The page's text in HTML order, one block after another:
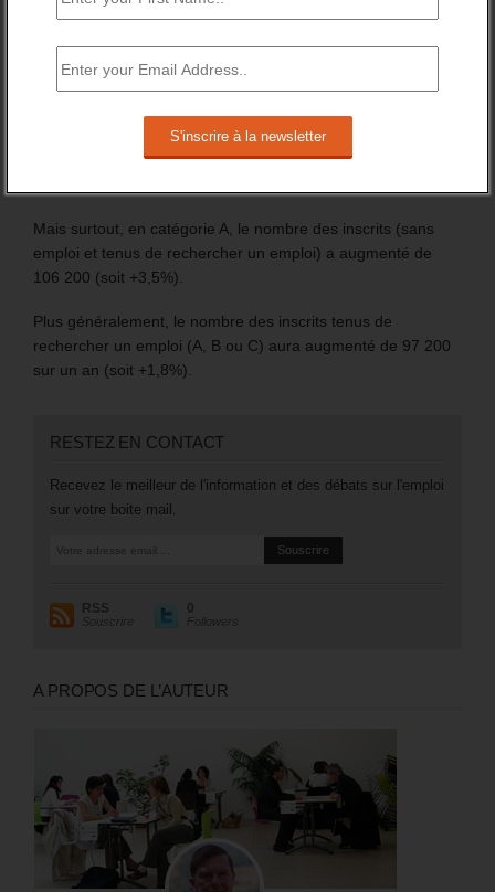
bénéficiaires d’une prestation (Pacea et CEJ) et des
nouveaux allocataires du RSA.
En France entière, le nombre de demandeurs d’emploi,
inscrits à France travail, s’élève à 6 255 100 au 4ème
Mais surtout, en catégorie A, le nombre des inscrits (sans
emploi et tenus de rechercher un emploi) a augmenté de
106 200 (soit +3,5%).
Plus généralement, le nombre des inscrits tenus de
rechercher un emploi (A, B ou C) aura augmenté de 97 200
sur un an (soit +1,8%).
RESTEZ EN CONTACT
Recevez le meilleur de l'information et des débats sur l'emploi
sur votre boite mail.
RSS
Souscrire
0
Followers
A PROPOS DE L’AUTEUR